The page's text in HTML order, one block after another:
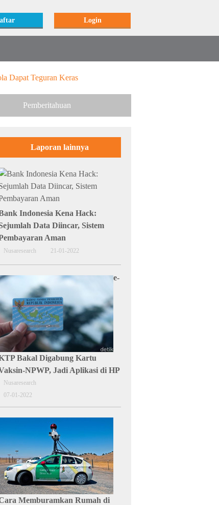
Login
Dapat Teguran Keras
Pemberitahuan
Laporan lainnya
Indonesia Kena Hack:
Data Diincar, Sistem
Aman
Nusaresearch 21-01-2022
e-
Bakal Digabung Kartu
NPWP, Jadi Aplikasi di HP
Nusaresearch
07-01-2022
Memburamkan Rumah di